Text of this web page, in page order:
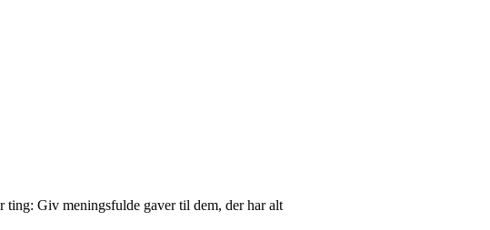
ting: Giv meningsfulde gaver til dem, der har alt